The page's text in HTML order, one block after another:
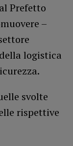
Prefetto
–
logistica
svolte
rispettive